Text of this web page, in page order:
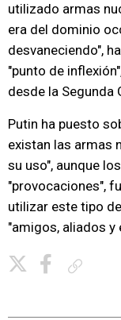
utilizado armas
era del dominio
desvaneciendo",
"punto de
desde la Segunda
Putin ha puesto
existan las armas
su uso", aunque
"provocaciones",
utilizar este tipo
"amigos, aliados y